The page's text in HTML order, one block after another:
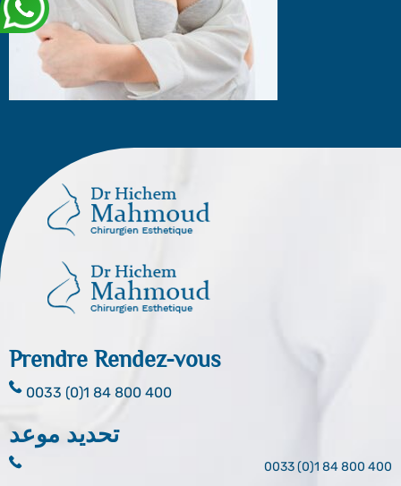
Prendre Rendez-vous
0033 (0)1 84 800 400
تحديد موعد
0033 (0)1 84 800 400